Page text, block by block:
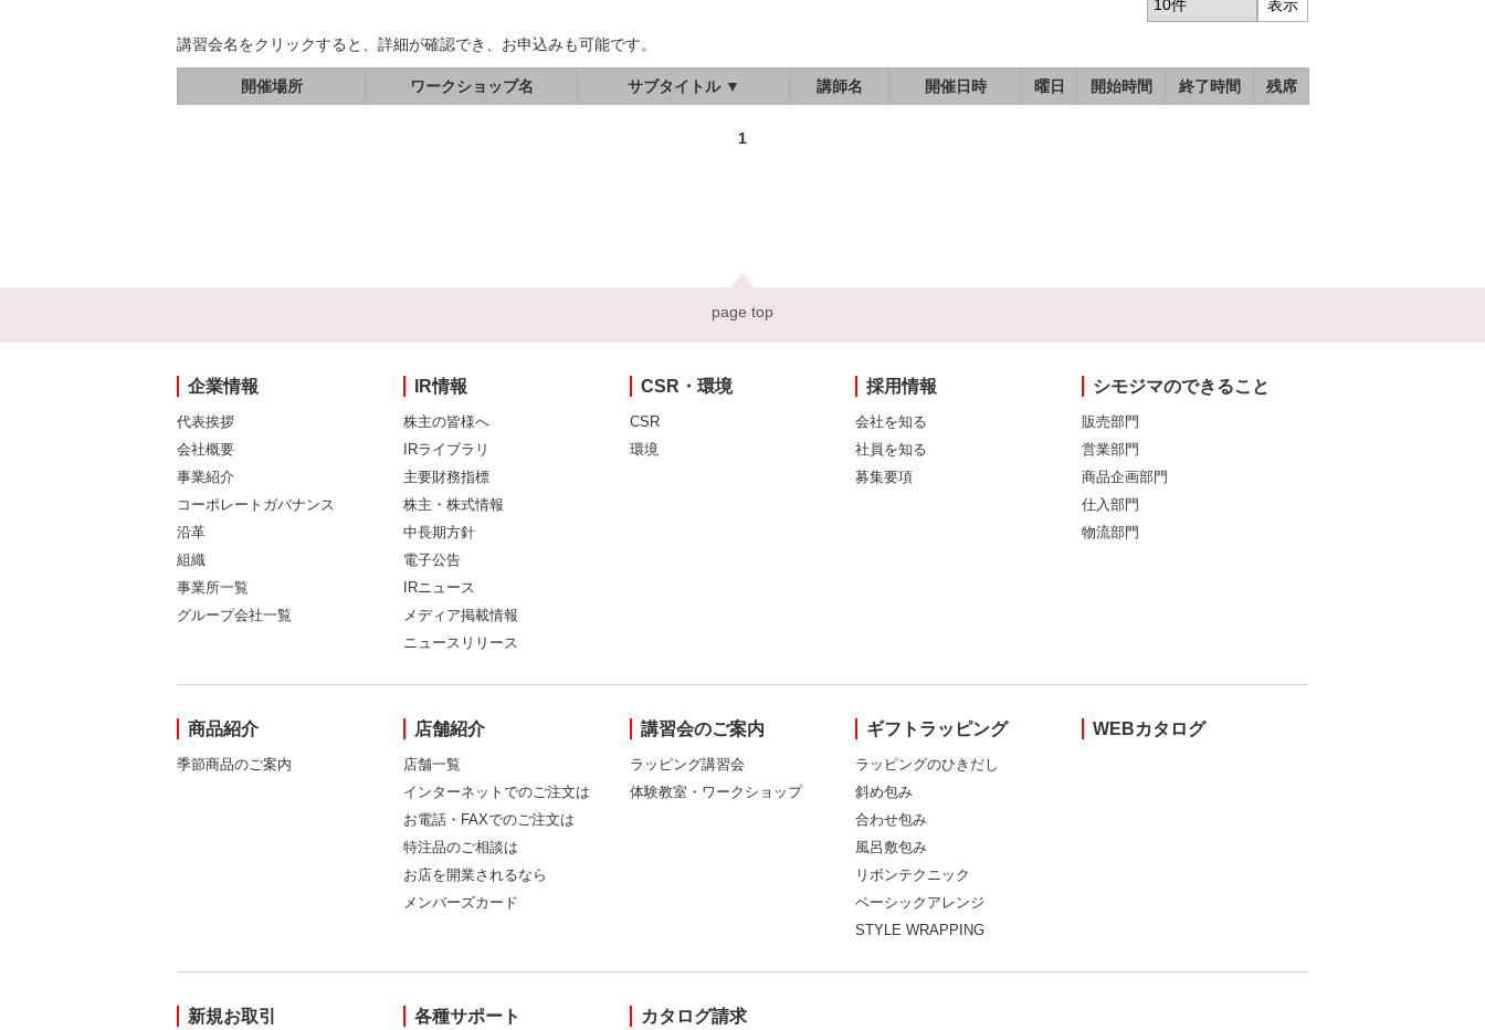
講習会名をクリックすると、詳細が確認でき、お申込みも可能です。
開催場所 ワークショップ名 サブタイトル ▼ 講師名 開催日時 曜日 開始時間 終了時間 残席
1
page top
企業情報
代表挨拶
会社概要
事業紹介
コーポレートガバナンス
沿革
組織
事業所一覧
グループ会社一覧
IR情報
株主の皆様へ
IRライブラリ
主要財務指標
株主・株式情報
中長期方針
電子公告
IRニュース
メディア掲載情報
ニュースリリース
CSR・環境
CSR
環境
採用情報
会社を知る
社員を知る
募集要項
シモジマのできること
販売部門
営業部門
商品企画部門
仕入部門
物流部門
商品紹介
季節商品のご案内
店舗紹介
店舗一覧
インターネットでのご注文は
お電話・FAXでのご注文は
特注品のご相談は
お店を開業されるなら
メンバーズカード
講習会のご案内
ラッピング講習会
体験教室・ワークショップ
ギフトラッピング
ラッピングのひきだし
斜め包み
合わせ包み
風呂敷包み
リボンテクニック
ベーシックアレンジ
STYLE WRAPPING
WEBカタログ
新規お取引 各種サポート カタログ請求